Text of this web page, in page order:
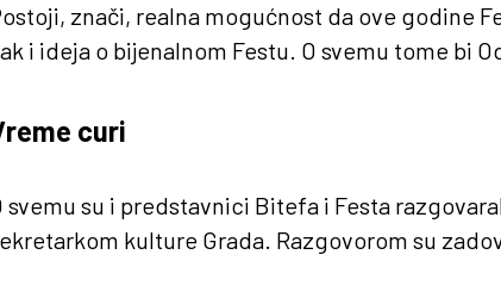
znači, realna mogućnost da ove godine
i ideja o bijenalnom Festu. O svemu tome bi
curi
svemu su i predstavnici Bitefa i Festa
kulture Grada. Razgovorom su